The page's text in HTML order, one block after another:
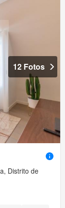
12 Fotos
Distrito de